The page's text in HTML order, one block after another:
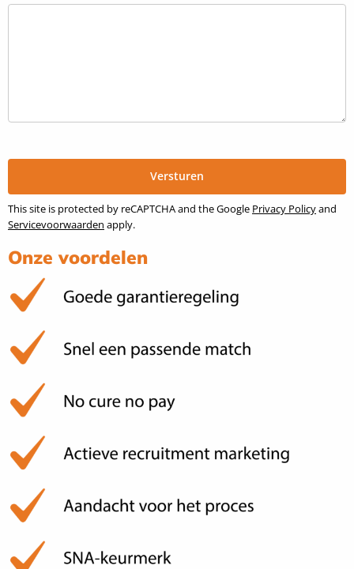
This site is protected by reCAPTCHA and the Google Privacy Policyand
Servicevoorwaarden apply.
Onze voordelen